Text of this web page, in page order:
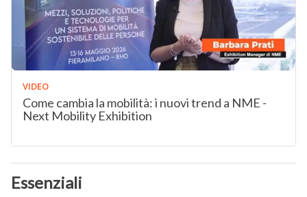
VIDEO
Come cambia la mobilità: i nuovi trend a NME -
Next Mobility Exhibition
Essenziali